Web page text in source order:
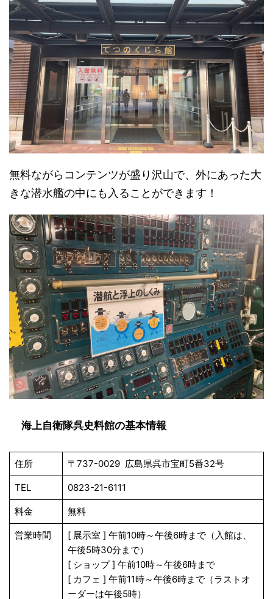
無料ながらコンテンツが盛り沢山で、外にあった大
きな潜水艦の中にも入ることができます！
海上自衛隊呉史料館の基本情報
住所 〒737-0029 広島県呉市宝町5番32号
TEL 0823-21-6111
料金 無料
営業時間
[ 展示室 ] 午前10時～午後6時まで（入館は、
午後5時30分まで）
[ ショップ ] 午前10時～午後6時まで
[ カフェ ] 午前11時～午後6時まで（ラストオ
ーダーは午後5時）